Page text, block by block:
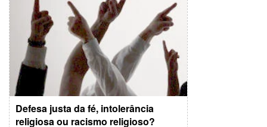
Defesa justa da fé, intolerância
religiosa ou racismo religioso?